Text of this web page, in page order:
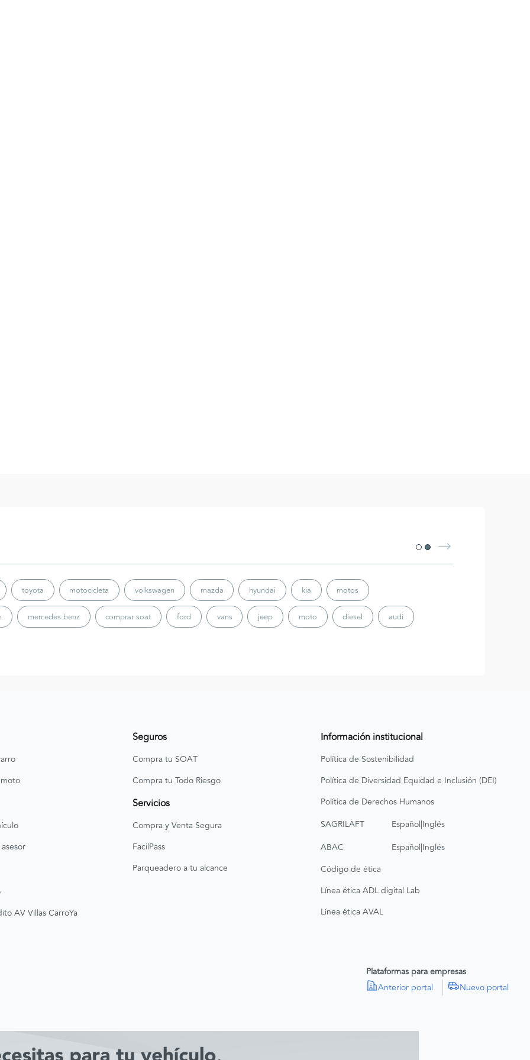
toyota motocicleta volkswagen mazda hyundai kia motos
mercedes benz comprar soat ford vans jeep moto diesel audi
AV Villas CarroYa
Seguros
Compra tu SOAT
Compra tu Todo Riesgo
Servicios
Compra y Venta Segura
FacilPass
Parqueadero a tu alcance
Información institucional
Política de Sostenibilidad
Política de Diversidad Equidad e Inclusión (DEI)
Política de Derechos Humanos
SAGRILAFT
Español|Inglés
ABAC
Español|Inglés
Código de ética
Línea ética ADL digital Lab
Línea ética AVAL
Plataformas para empresas
Anterior portal
Nuevo portal